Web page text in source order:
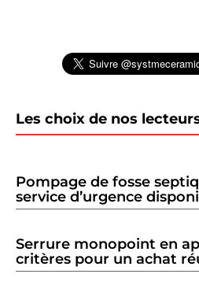
Les choix de nos
Pompage de fosse
service d’urgence
Serrure monopoint en
critères pour un achat